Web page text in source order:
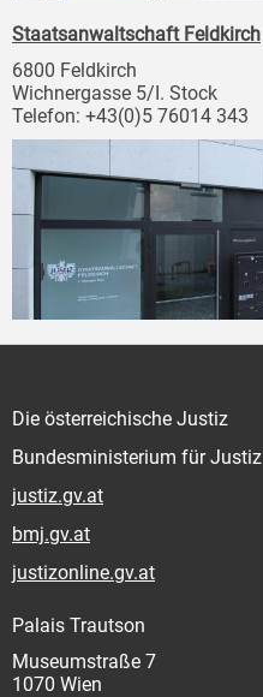
Staatsanwaltschaft Feldkirch
6800 Feldkirch
Wichnergasse 5/I. Stock
Telefon: +43(0)5 76014 343
Die österreichische Justiz
Bundesministerium für Justiz
justiz.gv.at
bmj.gv.at
justizonline.gv.at
Palais Trautson
Museumstraße 7
1070 Wien